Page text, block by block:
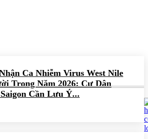
Ca Nhiễm Virus West Nile
Trong Năm 2026: Cư Dân
Cần Lưu Ý...